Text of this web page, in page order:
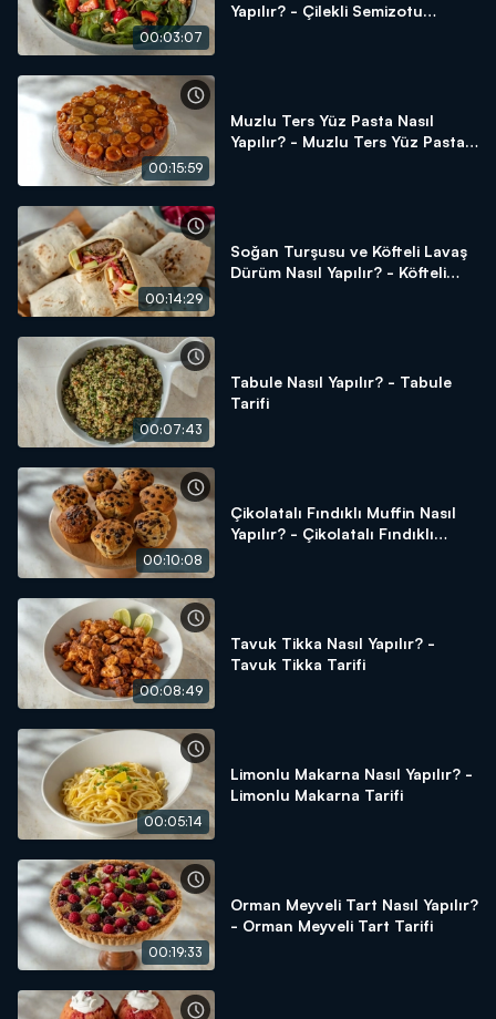
00:03:07
Yapılır? - Çilekli Semizotu
00:15:59
Muzlu Ters Yüz Pasta Nasıl
Yapılır? - Muzlu Ters Yüz Pasta
00:14:29
Soğan Turşusu ve Köfteli Lavaş
Dürüm Nasıl Yapılır? - Köfteli
00:07:43
Tabule Nasıl Yapılır? - Tabule
Tarifi
00:10:08
Çikolatalı Fındıklı Muffin Nasıl
Yapılır? - Çikolatalı Fındıklı
00:08:49
Tavuk Tikka Nasıl Yapılır? -
Tavuk Tikka Tarifi
00:05:14
Limonlu Makarna Nasıl Yapılır? -
Limonlu Makarna Tarifi
00:19:33
Orman Meyveli Tart Nasıl Yapılır?
- Orman Meyveli Tart Tarifi